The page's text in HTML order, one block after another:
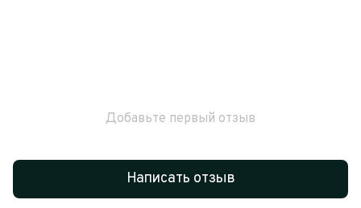
Добавьте первый отзыв
Написать отзыв